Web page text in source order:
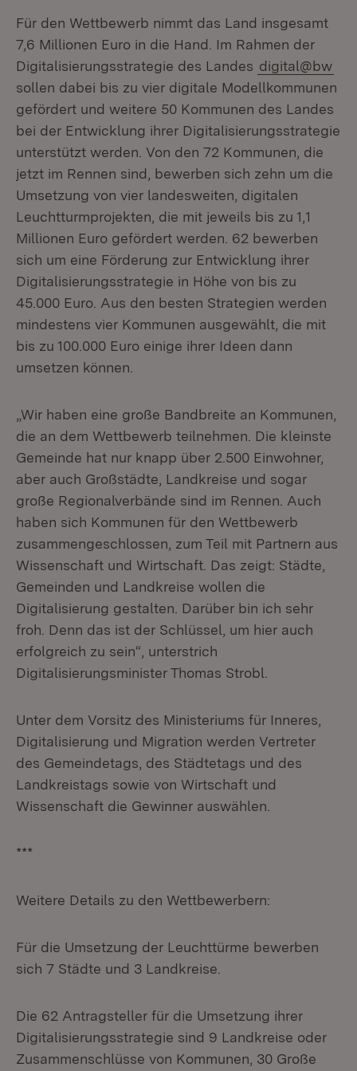
Für den Wettbewerb nimmt das Land insgesamt
7,6 Millionen Euro in die Hand. Im Rahmen der
Digitalisierungsstrategie des Landes digital@bw
sollen dabei bis zu vier digitale Modellkommunen
gefördert und weitere 50 Kommunen des Landes
bei der Entwicklung ihrer Digitalisierungsstrategie
unterstützt werden. Von den 72 Kommunen, die
jetzt im Rennen sind, bewerben sich zehn um die
Umsetzung von vier landesweiten, digitalen
Leuchtturmprojekten, die mit jeweils bis zu 1,1
Millionen Euro gefördert werden. 62 bewerben
sich um eine Förderung zur Entwicklung ihrer
Digitalisierungsstrategie in Höhe von bis zu
45.000 Euro. Aus den besten Strategien werden
mindestens vier Kommunen ausgewählt, die mit
bis zu 100.000 Euro einige ihrer Ideen dann
umsetzen können.
„Wir haben eine große Bandbreite an Kommunen,
die an dem Wettbewerb teilnehmen. Die kleinste
Gemeinde hat nur knapp über 2.500 Einwohner,
aber auch Großstädte, Landkreise und sogar
große Regionalverbände sind im Rennen. Auch
haben sich Kommunen für den Wettbewerb
zusammengeschlossen, zum Teil mit Partnern aus
Wissenschaft und Wirtschaft. Das zeigt: Städte,
Gemeinden und Landkreise wollen die
Digitalisierung gestalten. Darüber bin ich sehr
froh. Denn das ist der Schlüssel, um hier auch
erfolgreich zu sein“, unterstrich
Digitalisierungsminister Thomas Strobl.
Unter dem Vorsitz des Ministeriums für Inneres,
Digitalisierung und Migration werden Vertreter
des Gemeindetags, des Städtetags und des
Landkreistags sowie von Wirtschaft und
Wissenschaft die Gewinner auswählen.
***
Weitere Details zu den Wettbewerbern:
Für die Umsetzung der Leuchttürme bewerben
sich 7 Städte und 3 Landkreise.
Die 62 Antragsteller für die Umsetzung ihrer
Digitalisierungsstrategie sind 9 Landkreise oder
Zusammenschlüsse von Kommunen, 30 Große